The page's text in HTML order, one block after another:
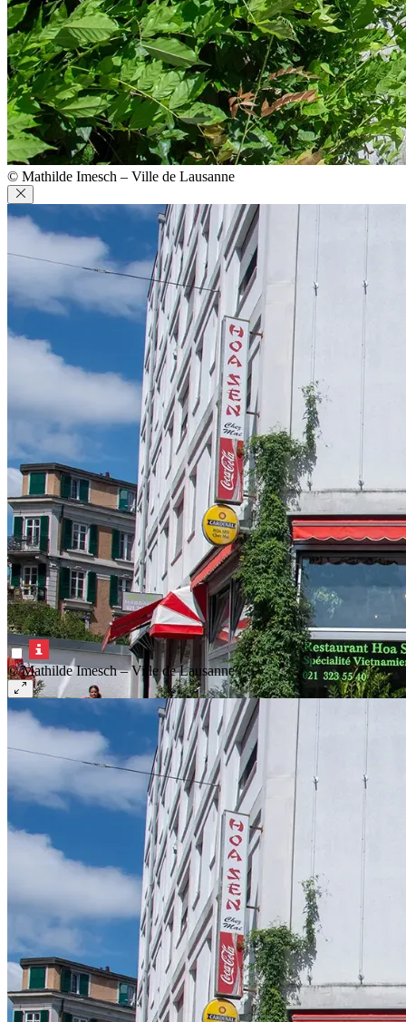
© Mathilde Imesch – Ville de Lausanne
© Mathilde Imesch – Ville de Lausanne